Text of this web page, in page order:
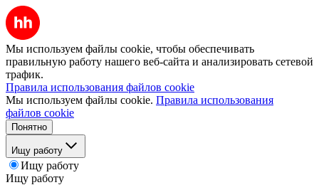
Мы используем файлы cookie, чтобы обеспечивать
правильную работу нашего веб-сайта и анализировать сетевой
трафик.
Правила использования файлов cookie
Мы используем файлы cookie. Правила использования
файлов cookie
Понятно
Ищу работу
Ищу работу
Ищу работу